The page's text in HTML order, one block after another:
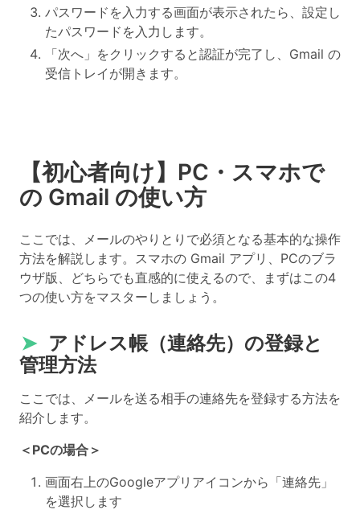
パスワードを入力する画面が表示されたら、設定し
たパスワードを入力します。
「次へ」をクリックすると認証が完了し、Gmail の
受信トレイが開きます。
【初心者向け】PC・スマホで
の Gmail の使い方
ここでは、メールのやりとりで必須となる基本的な操作
方法を解説します。スマホの Gmail アプリ、PCのブラ
ウザ版、どちらでも直感的に使えるので、まずはこの4
つの使い方をマスターしましょう。
➤ アドレス帳（連絡先）の登録と
管理方法
ここでは、メールを送る相手の連絡先を登録する方法を
紹介します。
＜PCの場合＞
画面右上のGoogleアプリアイコンから「連絡先」
を選択します